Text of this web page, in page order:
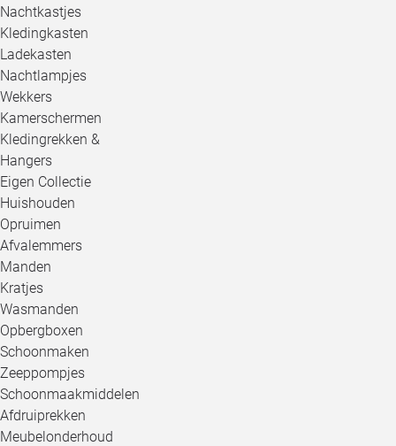
Nachtkastjes
Kledingkasten
Ladekasten
Nachtlampjes
Wekkers
Kamerschermen
Kledingrekken &
Hangers
Eigen Collectie
Huishouden
Opruimen
Afvalemmers
Manden
Kratjes
Wasmanden
Opbergboxen
Schoonmaken
Zeeppompjes
Schoonmaakmiddelen
Afdruiprekken
Meubelonderhoud